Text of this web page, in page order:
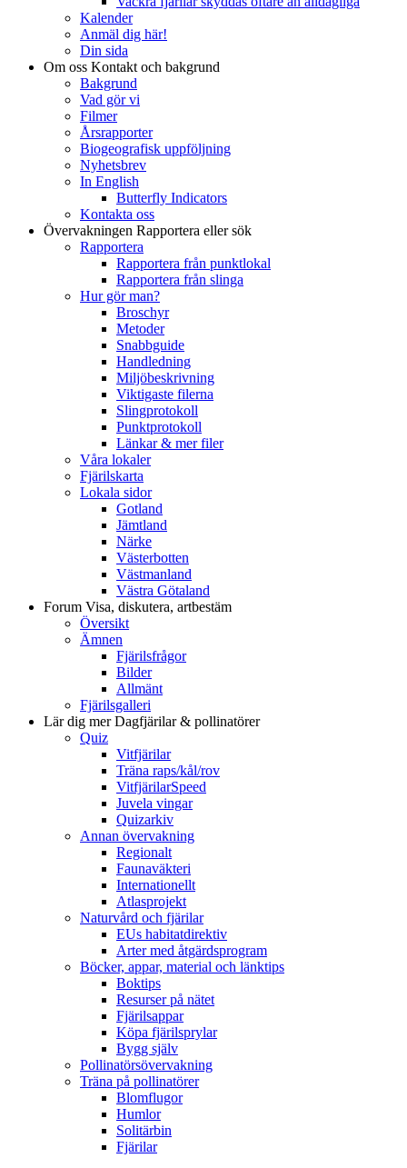
Kalender
Anmäl dig här!
Din sida
Om oss Kontakt och bakgrund
Bakgrund
Vad gör vi
Filmer
Årsrapporter
Biogeografisk uppföljning
Nyhetsbrev
In English
Butterfly Indicators
Kontakta oss
Övervakningen Rapportera eller sök
Rapportera
Rapportera från punktlokal
Rapportera från slinga
Hur gör man?
Broschyr
Metoder
Snabbguide
Handledning
Miljöbeskrivning
Viktigaste filerna
Slingprotokoll
Punktprotokoll
Länkar & mer filer
Våra lokaler
Fjärilskarta
Lokala sidor
Gotland
Jämtland
Närke
Västerbotten
Västmanland
Västra Götaland
Forum Visa, diskutera, artbestäm
Översikt
Ämnen
Fjärilsfrågor
Bilder
Allmänt
Fjärilsgalleri
Lär dig merDagfjärilar & pollinatörer
Quiz
Vitfjärilar
Träna raps/kål/rov
VitfjärilarSpeed
Juvela vingar
Quizarkiv
Annan övervakning
Regionalt
Faunaväkteri
Internationellt
Atlasprojekt
Naturvård och fjärilar
EUs habitatdirektiv
Arter med åtgärdsprogram
Böcker, appar, material och länktips
Boktips
Resurser på nätet
Fjärilsappar
Köpa fjärilsprylar
Bygg själv
Pollinatörsövervakning
Träna på pollinatörer
Blomflugor
Humlor
Solitärbin
Fjärilar